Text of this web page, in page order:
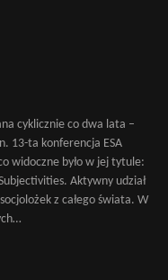
cyklicznie co dwa lata –
13-ta konferencja ESA
widoczne było w jej tytule:
Aktywny udział
z całego świata. W